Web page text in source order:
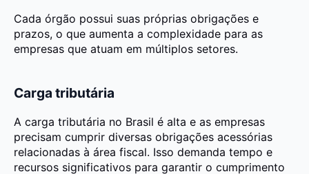
Cada órgão possui suas próprias obrigações e
prazos, o que aumenta a complexidade para as
empresas que atuam em múltiplos setores.
Carga tributária
A carga tributária no Brasil é alta e as empresas
precisam cumprir diversas obrigações acessórias
relacionadas à área fiscal. Isso demanda tempo e
recursos significativos para garantir o cumprimento